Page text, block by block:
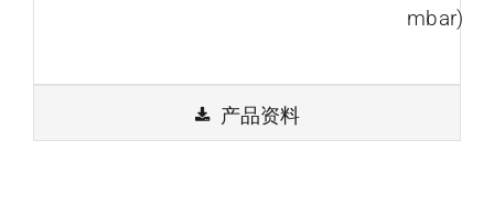
mbar)
产品资料